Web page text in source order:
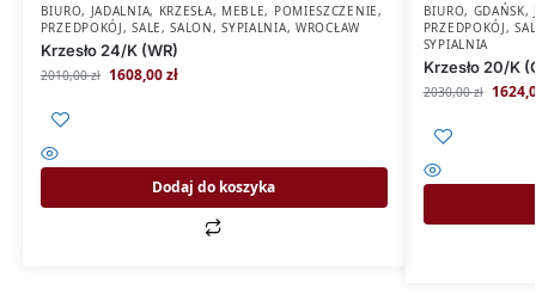
BIURO, JADALNIA, KRZESŁA, MEBLE, POMIESZCZENIE,
PRZEDPOKÓJ,SALE,SALON,SYPIALNIA, WROCŁAW
Krzesło 24/K (WR)
2010,00zł 1608,00zł
Dodaj do koszyka
BIURO, GDAŃSK,
PRZEDPOKÓJ,
SYPIALNIA
Krzesło 20/K
2030,00zł